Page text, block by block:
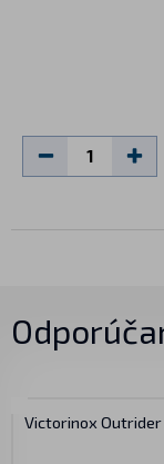
Victorinox Outrider